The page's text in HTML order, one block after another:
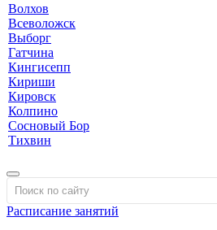
Волхов
Всеволожск
Выборг
Гатчина
Кингисепп
Кириши
Кировск
Колпино
Сосновый Бор
Тихвин
Расписание занятий